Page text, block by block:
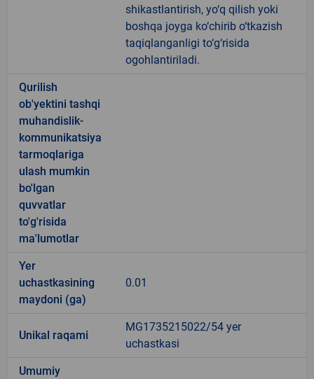
shikastlantirish, yo‘q qilish yoki
boshqa joyga ko‘chirib o‘tkazish
taqiqlanganligi to‘g‘risida
ogohlantiriladi.
Qurilish
ob'yektini tashqi
muhandislik-
kommunikatsiya
tarmoqlariga
ulash mumkin
bo'lgan
quvvatlar
to'g'risida
ma'lumotlar
Yer
uchastkasining
maydoni (ga)
0.01
Unikal raqami
MG1735215022/54 yer
uchastkasi
Umumiy